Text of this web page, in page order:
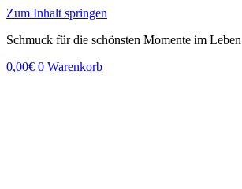
Zum Inhalt springen
Schmuck für die schönsten Momente im Leben
0,00€ 0 Warenkorb